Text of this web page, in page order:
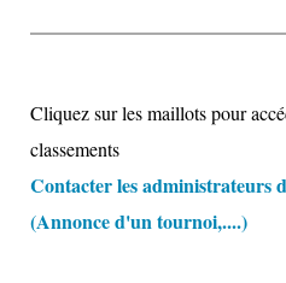
Cliquez sur les maillots pour
classements
Contacter les administrateurs
(Annonce d'un tournoi,....)